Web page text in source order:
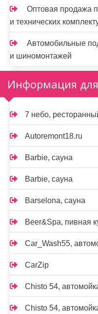
Оптовая продажа
и технических
Автомобильные
и шиномонтажей
Информация для
7 небо,
Autoremont18.ru
Barbie, сауна
Barbie, сауна
Barselona, сауна
Beer&Spa, пивная
Car_Wash55,
CarZip
Chisto 54,
Chisto 54,